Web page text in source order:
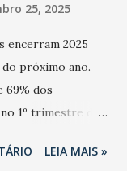
25, 2025
encerram 2025
próximo ano.
69% dos
1º trimestre de
tambémLEIA MAIS »